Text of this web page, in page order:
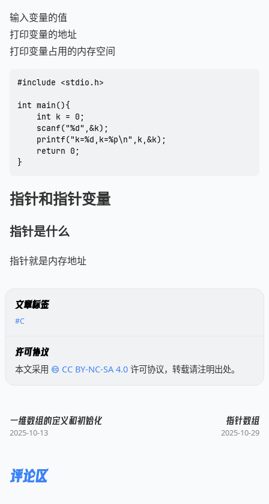
输入变量的值
打印变量的地址
打印变量占用的内存空间
#include <stdio.h>
int main(){
指针和指针变量
指针是什么
指针就是内存地址
文章标签
#C
许可协议
本文采用 CC BY-NC-SA 4.0 许可协议，转载请注明出处。
一维数组的定义和初始化
2025-10-13
指针数组
2025-10-29
评论区